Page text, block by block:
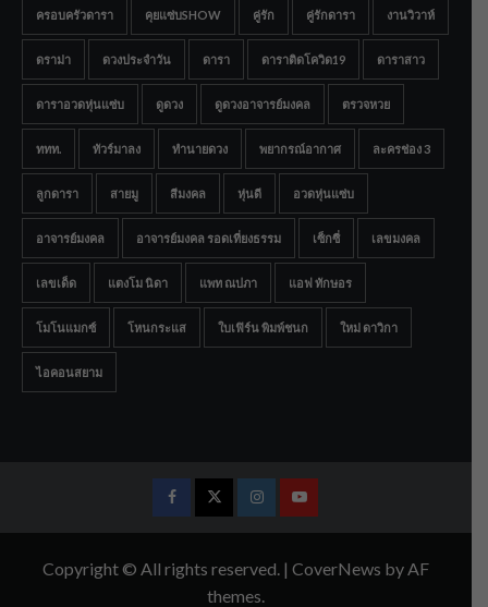
ครอบครัวดารา คุยแซ่บSHOW คู่รัก คู่รักดารา งานวิวาห์
ดราม่า ดวงประจำวัน ดารา ดาราติดโควิด19 ดาราสาว
ดาราอวดหุ่นแซ่บ ดูดวง ดูดวงอาจารย์มงคล ตรวจหวย
ททท. ทัวร์มาลง ทำนายดวง พยากรณ์อากาศ ละครช่อง 3
ลูกดารา สายมู สีมงคล หุ่นดี อวดหุ่นแซ่บ
อาจารย์มงคล อาจารย์มงคล รอดเที่ยงธรรม เซ็กซี่ เลขมงคล
เลขเด็ด แตงโม นิดา แพท ณปภา แอฟ ทักษอร
โมโนแมกซ์ โหนกระแส ใบเฟิร์น พิมพ์ชนก ใหม่ ดาวิกา
ไอคอนสยาม
FacebookTwitterInstagramYoutube
Copyright © All rights reserved. | CoverNews by AF
themes.